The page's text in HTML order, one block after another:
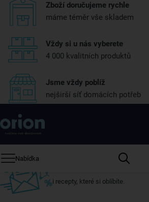
Zboží doručujeme rychle
máme téměr vše skladem
Vždy si u nás vyberete
4 000 kvalitních produktů
Jsme vždy poblíž
nejširší síť domácích potřeb
Nabídka
Získejte rady, recepty a tipy na
ostatní
Přihlaste se k odběru našeho newsletteru.
i recepty, které si oblíbíte.